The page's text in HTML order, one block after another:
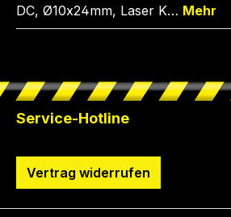
DC, Ø10x24mm, Laser K… Mehr
Service-Hotline
Vertrag widerrufen